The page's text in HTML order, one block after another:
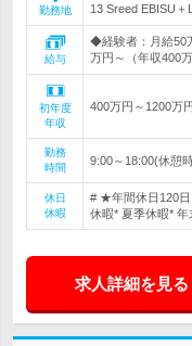
勤務地
13 Sreed EBISU＋
給与
◆経験者：月給50
万円～（年収400
初年度
年収
400万円～1200万
勤務
時間
9:00～18:00(休憩
休日
休暇
# ★年間休日120日
休暇* 夏季休暇* 年
求人詳細を見る